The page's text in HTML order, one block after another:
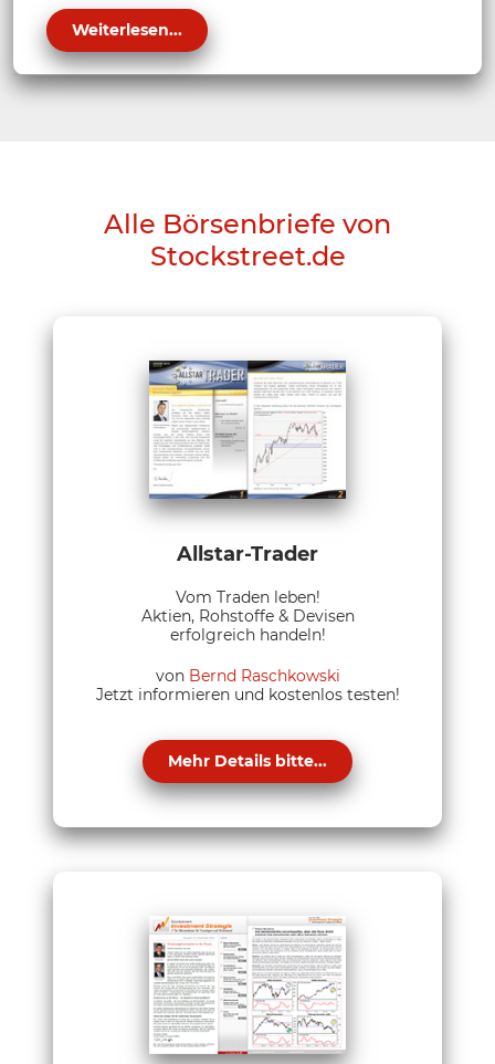
Weiterlesen...
Alle Börsenbriefe von
Stockstreet.de
Allstar-Trader
Vom Traden leben!
Aktien, Rohstoffe & Devisen
erfolgreich handeln!
von Bernd Raschkowski
Jetzt informieren und kostenlos testen!
Mehr Details bitte...